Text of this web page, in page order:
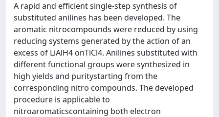
A rapid and efficient single-step synthesis of
substituted anilines has been developed. The
aromatic nitrocompounds were reduced by using
reducing systems generated by the action of an
excess of LiAlH4 onTiCl4. Anilines substituted with
different functional groups were synthesized in
high yields and puritystarting from the
corresponding nitro compounds. The developed
procedure is applicable to
nitroaromaticscontaining both electron